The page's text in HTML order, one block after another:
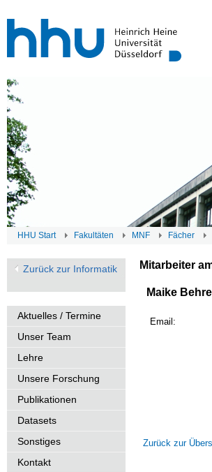
HHU Start Fakultäten MNF Fächer
Zurück zur Informatik
Aktuelles / Termine
Unser Team
Lehre
Unsere Forschung
Publikationen
Datasets
Sonstiges
Kontakt
Mitarbeiter
Maike
Email:
Zurück zur